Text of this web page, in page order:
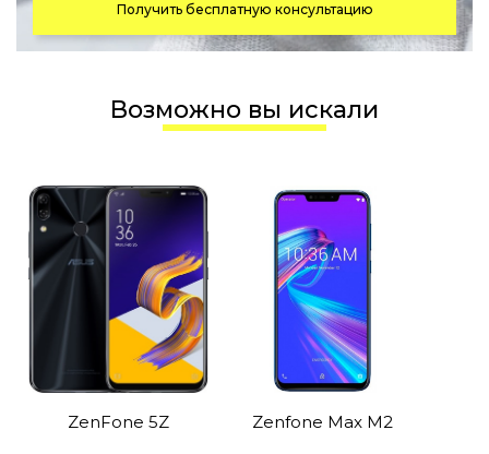
Получить бесплатную консультацию
Возможно вы искали
ZenFone 5Z Zenfone Max M2